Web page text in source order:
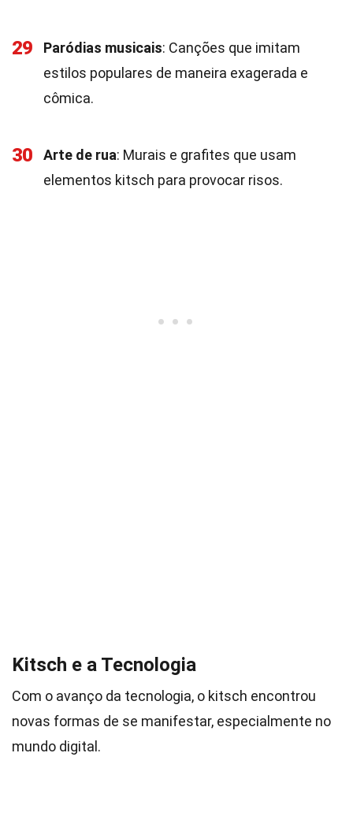
29 Paródias musicais: Canções que imitam
estilos populares de maneira exagerada e
cômica.
30 Arte de rua: Murais e grafites que usam
elementos kitsch para provocar risos.
Kitsch e a Tecnologia
Com o avanço da tecnologia, o kitsch encontrou
novas formas de se manifestar, especialmente no
mundo digital.